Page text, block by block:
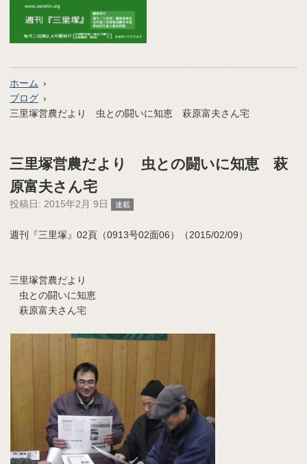
ホーム
ブログ
三里塚営農だより 虫との闘いに知恵 萩原富夫さん宅
三里塚営農だより 虫との闘いに知恵 萩
原富夫さん宅
投稿日: 2015年2月 9日 連載
週刊『三里塚』02頁（0913号02面06）（2015/02/09）
三里塚営農だより
虫との闘いに知恵
萩原富夫さん宅